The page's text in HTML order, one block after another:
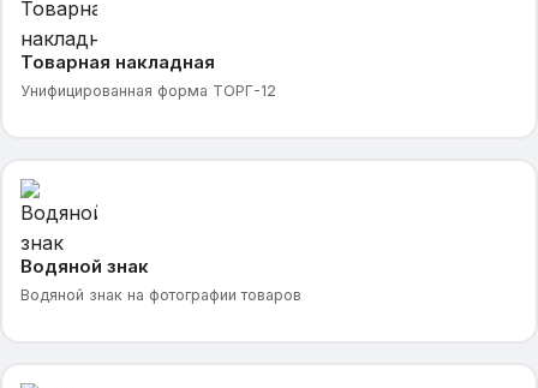
Товарная накладная
Унифицированная форма ТОРГ-12
Водяной знак
Водяной знак на фотографии товаров